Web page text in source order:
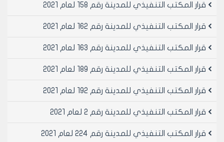
الحدود الإدارية.
1. بيان ملكية أو عقد إيجار أو أي وثيقة تثبت حق الانتفاع
2. مخطط استقامة أو بيان الصفة العمرانية.
4. موافقة مديرية الصناعة أو قرار صناعي أو شهادة تسجيل
5. موافقة مديرية الشؤون الاجتماعية والعمل إذا كان طالب
قرار المكتب التنفيذي للمدينة رقم 158 لعام 2021
قرار المكتب التنفيذي للمدينة رقم 162 لعام 2021
قرار المكتب التنفيذي للمدينة رقم 163 لعام 2021
قرار المكتب التنفيذي للمدينة رقم 189 لعام 2021
قرار المكتب التنفيذي للمدينة رقم 192 لعام 2021
قرار المكتب التنفيذي للمدينة رقم 2 لعام 2021
قرار المكتب التنفيذي للمدينة رقم 224 لعام 2021